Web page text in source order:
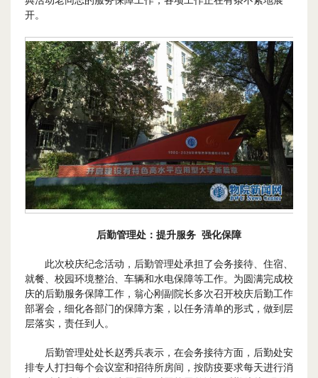
开。
后勤管理处： 提升服务 强化保障
此次校庆纪念活动，后勤管理处承担了会务接待、住宿、
就餐、校园环境整治、车辆和水电保障等工作。为圆满完成校
庆的后勤服务保障工作，翁心刚副院长多次召开校庆后勤工作
部署会，细化各部门的保障方案，以任务清单的形式，做到层
层落实，责任到人。
后勤管理处处长赵秀兵表示，在会务接待方面，后勤处安
排专人打扫每个会议室和招待所房间，按防疫要求每天进行消